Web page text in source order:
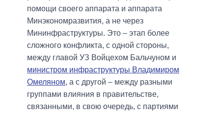
помощи своего аппарата и аппарата
Минэкономразвития, а не через
Мининфраструктуры. Это – этап более
сложного конфликта, с одной стороны,
между главой УЗ Войцехом Бальчуном и
министром инфраструктуры Владимиром
Омеляном, а с другой – между разными
группами влияния в правительстве,
связанными, в свою очередь, с партиями